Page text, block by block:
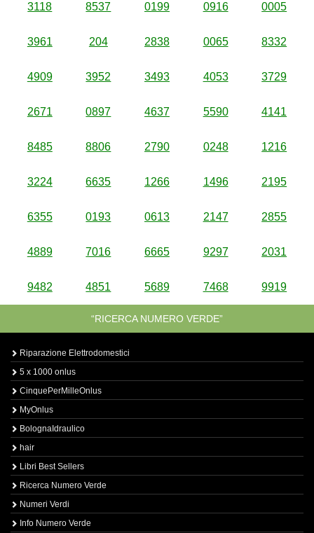
3118 8537 0199 0916 0005
3961 204 2838 0065 8332
4909 3952 3493 4053 3729
2671 0897 4637 5590 4141
8485 8806 2790 0248 1216
3224 6635 1266 1496 2195
6355 0193 0613 2147 2855
4889 7016 6665 9297 2031
9482 4851 5689 7468 9919
“RICERCA NUMERO VERDE”
Riparazione Elettrodomestici
5 x 1000 onlus
CinquePerMilleOnlus
MyOnlus
BolognaIdraulico
hair
Libri Best Sellers
Ricerca Numero Verde
Numeri Verdi
Info Numero Verde